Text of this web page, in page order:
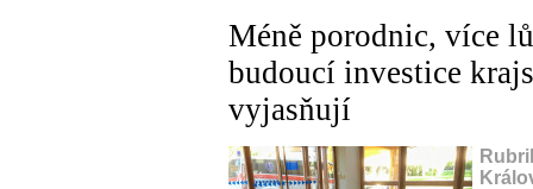
Méně porodnic, více
budoucí investice
vyjasňují